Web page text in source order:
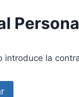
introduce la